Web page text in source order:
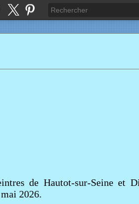
de Hautot-sur-Seine et
2026.